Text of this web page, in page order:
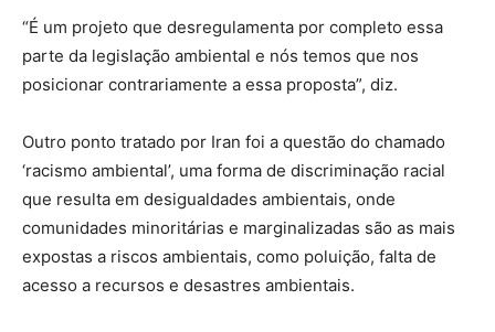
“É um projeto que desregulamenta por completo essa
parte da legislação ambiental e nós temos que nos
posicionar contrariamente a essa proposta”, diz.
Outro ponto tratado por Iran foi a questão do chamado
‘racismo ambiental’, uma forma de discriminação racial
que resulta em desigualdades ambientais, onde
comunidades minoritárias e marginalizadas são as mais
expostas a riscos ambientais, como poluição, falta de
acesso a recursos e desastres ambientais.